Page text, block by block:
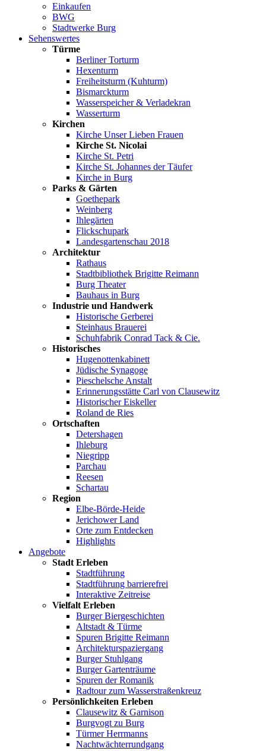
Einkaufen
BWG
Stadtwerke Burg
Sehenswertes
Türme
Berliner Torturm
Hexenturm
Freiheitsturm (Kuhturm)
Bismarckturm
Wasserspeicher & Verladekran
Wasserturm
Kirchen
Kirche Unser Lieben Frauen
Kirche St. Nicolai
Kirche St. Petri
Kirche St. Johannes der Täufer
Kirche in Burg
Parks & Gärten
Goethepark
Weinberg
Ihlegärten
Flickschupark
Landesgartenschau 2018
Architektur
Rathaus
Stadtbibliothek Brigitte Reimann
Burg Theater
Bauhaus in Burg
Industrie und Handwerk
Historische Gerberei
Steinhaus Brauerei
Schuhfabrik Conrad Tack & Cie.
Historisches
Hugenottenkabinett
Jüdische Synagoge
Pieschelsche Anstalt
Erinnerungsstätte Carl von Clausewitz
Historischer Eiskeller
Roland de Ries
Ortschaften
Detershagen
Ihleburg
Niegripp
Parchau
Reesen
Schartau
Region
Elbe-Börde-Heide
Jerichower Land
Orte zum Entdecken
Highlights
Angebote
Stadt Erleben
Stadtführung
Stadtführung barrierefrei
Interaktive Zeitreise
Vielfalt Erleben
Burger Biergeschichten
Altstadt & Türme
Spuren Brigitte Reimann
Architekturspaziergang
Burger Stuhlgang
Burger Gartenträume
Spuren der Romanik
Radtour zum Wasserstraßenkreuz
Persönlichkeiten Erleben
Clausewitz & Garnison
Burgvogt zu Burg
Türmer Herrmanns
Nachtwächterrundgang